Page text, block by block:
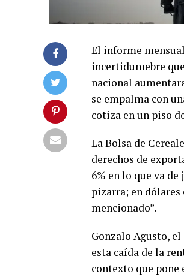
El informe
incertidumebre
nacional
se empalma con
cotiza en un piso
La Bolsa de
derechos de
6% en lo que va
pizarra; en
mencionado”.
Gonzalo Agusto,
esta caída de la
contexto que pone